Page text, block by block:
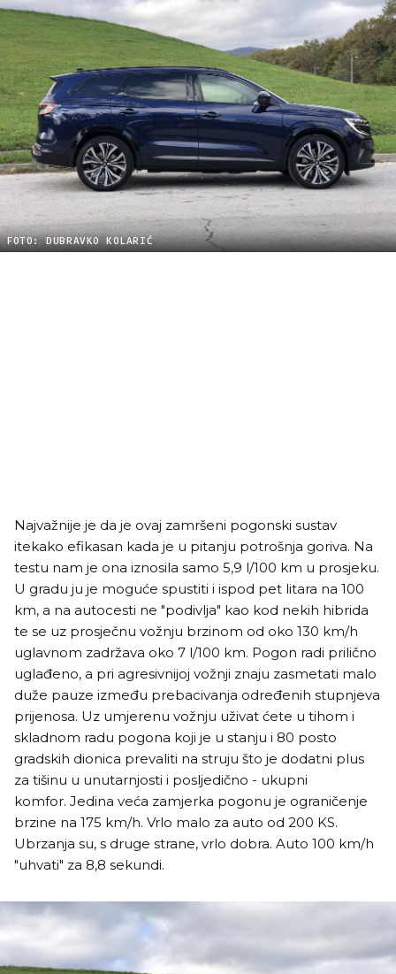
FOTO: DUBRAVKO KOLARIĆ
Najvažnije je da je ovaj zamršeni pogonski sustav
itekako efikasan kada je u pitanju potrošnja goriva. Na
testu nam je ona iznosila samo 5,9 l/100 km u prosjeku.
U gradu ju je moguće spustiti i ispod pet litara na 100
km, a na autocesti ne "podivlja" kao kod nekih hibrida
te se uz prosječnu vožnju brzinom od oko 130 km/h
uglavnom zadržava oko 7 l/100 km. Pogon radi prilično
uglađeno, a pri agresivnijoj vožnji znaju zasmetati malo
duže pauze između prebacivanja određenih stupnjeva
prijenosa. Uz umjerenu vožnju uživat ćete u tihom i
skladnom radu pogona koji je u stanju i 80 posto
gradskih dionica prevaliti na struju što je dodatni plus
za tišinu u unutarnjosti i posljedično - ukupni
komfor. Jedina veća zamjerka pogonu je ograničenje
brzine na 175 km/h. Vrlo malo za auto od 200 KS.
Ubrzanja su, s druge strane, vrlo dobra. Auto 100 km/h
"uhvati" za 8,8 sekundi.